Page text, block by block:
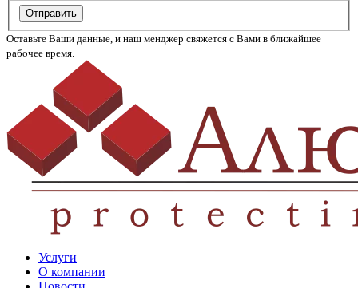
Отправить
Оставьте Ваши данные, и наш менджер свяжется с Вами в ближайшее
рабочее время.
Услуги
О компании